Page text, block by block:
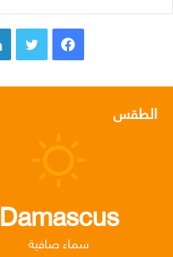
ب
و
الطقس
Damascus
سماء صافية